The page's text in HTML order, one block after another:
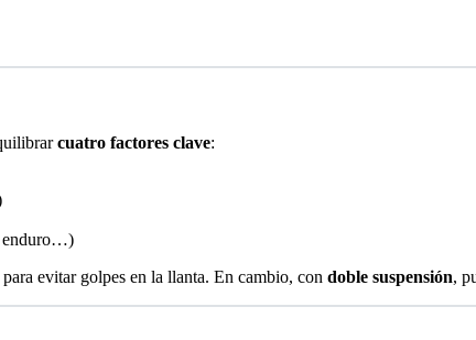
cuatro factores clave:
enduro…)
evitar golpes en la llanta. En cambio, con doble suspensión,